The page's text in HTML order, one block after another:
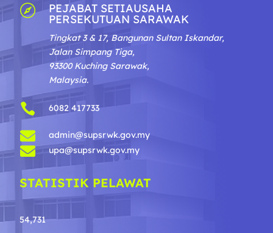
 PEJABAT SETIAUSAHA
PERSEKUTUAN SARAWAK
Tingkat 3 & 17, Bangunan Sultan Iskandar,
Jalan Simpang Tiga,
93300 Kuching Sarawak,
Malaysia.
 6082 417733
 admin@supsrwk.gov.my
 upa@supsrwk.gov.my
STATISTIK PELAWAT
54,731